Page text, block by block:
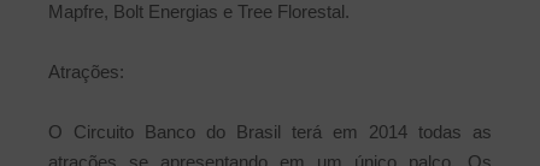
Mapfre, Bolt Energias e Tree Florestal.
Atrações:
O Circuito Banco do Brasil terá em 2014 todas as